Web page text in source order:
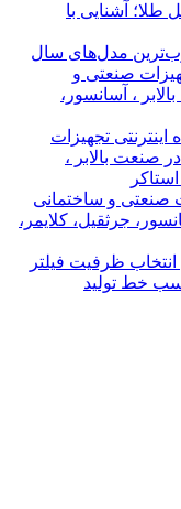
طلا؛ آشنایی با
مدل‌های سال
صنعتی و
، آسانسور،
اینترنتی تجهیزات
صنعت بالابر ،
صنعتی و ساختمانی
جرثقیل، کلایمر،
انتخاب ظرفیت فیلتر
خط تولید